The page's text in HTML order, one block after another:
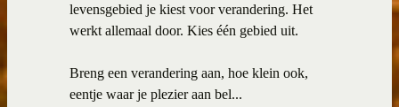
levensgebied je kiest voor verandering. Het
werkt allemaal door. Kies één gebied uit.
Breng een verandering aan, hoe klein ook,
eentje waar je plezier aan bel...